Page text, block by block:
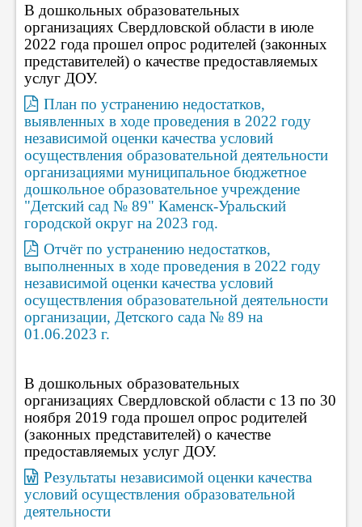
В дошкольных образовательных
организациях Свердловской области в июле
2022 года прошел опрос родителей (законных
представителей) о качестве предоставляемых
услуг ДОУ.
План по устранению недостатков,
выявленных в ходе проведения в 2022 году
независимой оценки качества условий
осуществления образовательной деятельности
организациями муниципальное бюджетное
дошкольное образовательное учреждение
"Детский сад № 89" Каменск-Уральский
городской округ на 2023 год.
Отчёт по устранению недостатков,
выполненных в ходе проведения в 2022 году
независимой оценки качества условий
осуществления образовательной деятельности
организации, Детского сада № 89 на
01.06.2023 г.
В дошкольных образовательных
организациях Свердловской области с 13 по 30
ноября 2019 года прошел опрос родителей
(законных представителей) о качестве
предоставляемых услуг ДОУ.
Результаты независимой оценки качества
условий осуществления образовательной
деятельности